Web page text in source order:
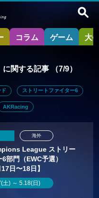
コラム ゲーム 大
に関する記事 （7/9）
ストリートファイター6
AKRacing
League ストリー
6部門（EWC予選）
日〜18日】
土) ～ 5.18(日)
海外